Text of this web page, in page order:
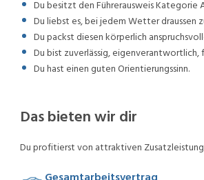
Du besitzt den Führerausweis Kategorie
Du liebst es, bei jedem Wetter draussen
Du packst diesen körperlich
Du bist zuverlässig, eigenverantwortlich,
Du hast einen guten Orientierungssinn.
Das bieten wir dir
Du profitierst von attraktiven